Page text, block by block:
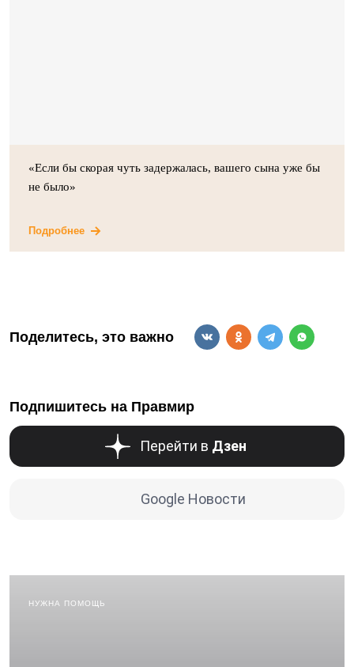
«Если бы скорая чуть задержалась, вашего сына уже бы
не было»
Подробнее
Поделитесь, это важно
Подпишитесь на Правмир
Перейти в Дзен
Google Новости
НУЖНА ПОМОЩЬ